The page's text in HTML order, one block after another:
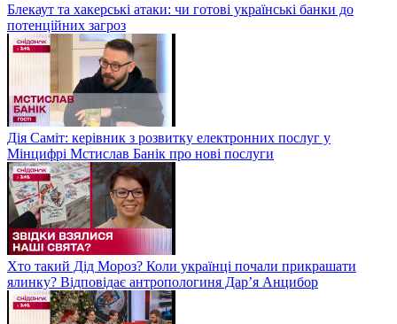
Блекаут та хакерські атаки: чи готові українські банки до
потенційних загроз
Дія Саміт: керівник з розвитку електронних послуг у
Мінцифрі Мстислав Банік про нові послуги
Хто такий Дід Мороз? Коли українці почали прикрашати
ялинку? Відповідає антропологиня Дарʼя Анцибор